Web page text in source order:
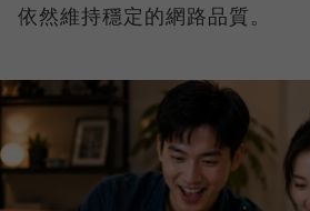
依然維持穩定的網路品質。